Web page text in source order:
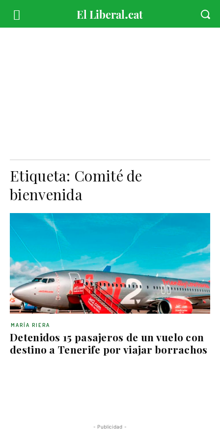
Etiqueta: Comité de
bienvenida
Detenidos 15 pasajeros de un vuelo con
destino a Tenerife por viajar borrachos
MARÍA RIERA
- Publicidad -